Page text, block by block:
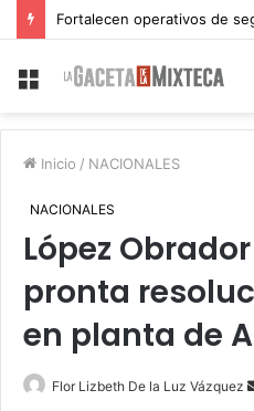
Menu
Inicio / NACIONALES
NACIONALES
López
pronta
en planta de
Flor Lizbeth De la Luz Vázquez